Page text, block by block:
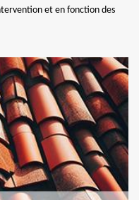
et en fonction des